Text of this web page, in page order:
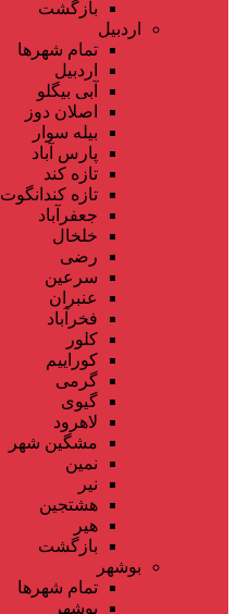
بازگشت
اردبیل
تمام شهر‌ها
اردبیل
آبی بیگلو
اصلان دوز
بیله سوار
پارس آباد
تازه کند
تازه کندانگوت
جعفرآباد
خلخال
رضی
سرعین
عنبران
فخرآباد
کلور
کوراییم
گرمی
گیوی
لاهرود
مشگین شهر
نمین
نیر
هشتجین
هیر
بازگشت
بوشهر
تمام شهر‌ها
بوشهر